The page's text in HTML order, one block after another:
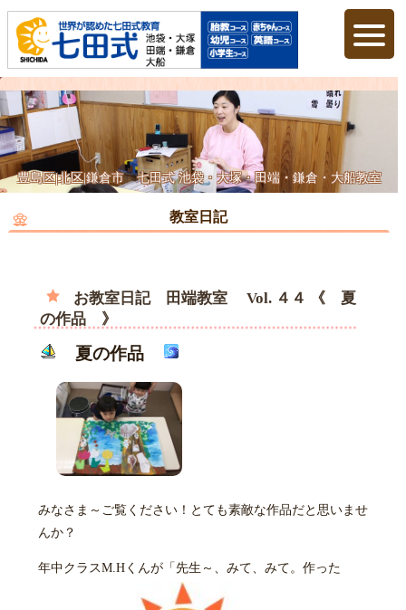
豊島区|北区|鎌倉市 七田式 池袋・大塚・田端・鎌倉・大船教室
教室日記
お教室日記 田端教室 Vol. ４４ 《 夏
の作品 》
夏の作品
みなさま～ご覧ください！とても素敵な作品だと思いませ
んか？
年中クラスM.Hくんが「先生～、みて、みて。作った